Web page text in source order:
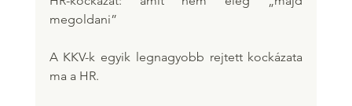
megoldani”
A KKV-k egyik legnagyobb rejtett kockázata
ma a HR.